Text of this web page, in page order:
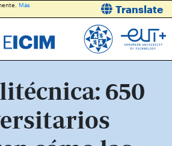
Más
Translate
650